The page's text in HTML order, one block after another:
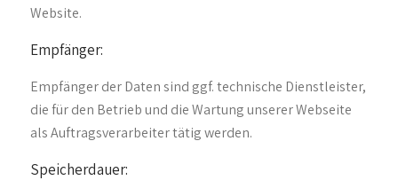
Website.
Empfänger:
Empfänger der Daten sind ggf. technische Dienstleister,
die für den Betrieb und die Wartung unserer Webseite
als Auftragsverarbeiter tätig werden.
Speicherdauer: